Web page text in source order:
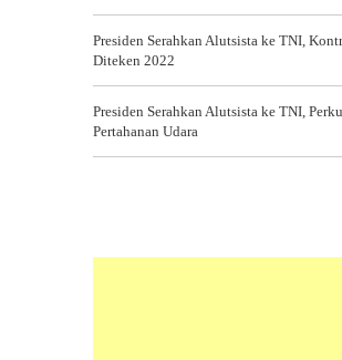
Presiden Serahkan Alutsista ke TNI,
Diteken 2022
Presiden Serahkan Alutsista ke TNI,
Pertahanan Udara